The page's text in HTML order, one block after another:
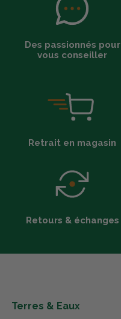
Des passionnés pour
vous conseiller
Retrait en magasin
Retours & échanges
Terres & Eaux